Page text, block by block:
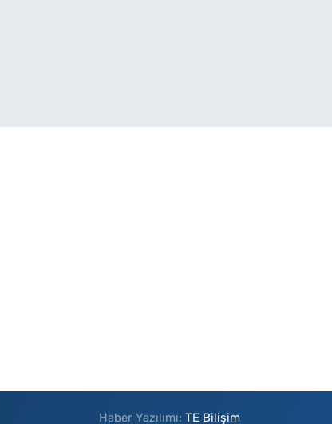
Haber Yazılımı:TE Bilişim